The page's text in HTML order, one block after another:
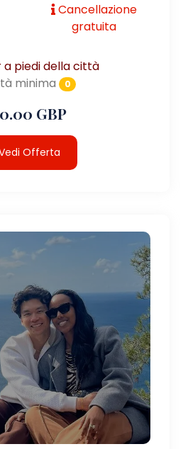
Cancellazione
gratuita
a piedi della città
minima
0
GBP
Offerta